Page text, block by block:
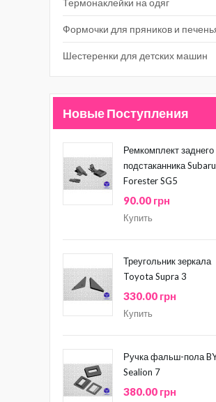
Формочки для пряников и
Шестеренки для детских машин
Новые Поступления
Ремкомплект заднего
подстаканника Subaru
Forester SG5
90.00 грн
Купить
Треугольник зеркала
Toyota Supra 3
330.00 грн
Купить
Ручка фальш-пола
Sealion 7
380.00 грн